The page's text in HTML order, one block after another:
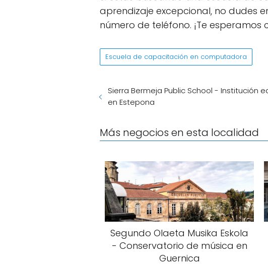
aprendizaje excepcional, no dudes
número de teléfono. ¡Te esperamos
Escuela de capacitación en computadora
Sierra Bermeja Public School - Institución
en Estepona
Más negocios en esta localidad
Segundo Olaeta Musika Eskola
- Conservatorio de música en
Guernica